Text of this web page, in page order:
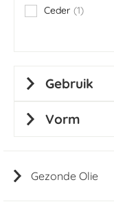
Gezonde Olie
Ceder 1
item
Gebruik
Vorm